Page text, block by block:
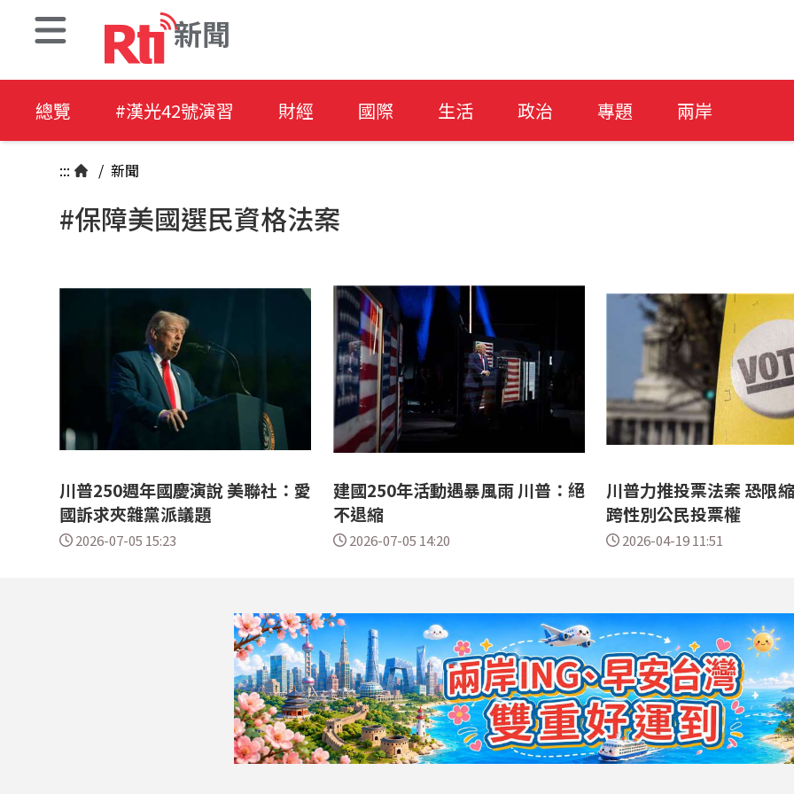
新聞
總覽 #漢光42號演習 財經 國際 生活 政治 專題 兩岸
::: / 新聞
#保障美國選民資格法案
川普250週年國慶演說 美聯社：愛
國訴求夾雜黨派議題
2026-07-05 15:23
建國250年活動遇暴風雨 川普：絕
不退縮
2026-07-05 14:20
川普力推投票法案 恐限
跨性別公民投票權
2026-04-19 11:51